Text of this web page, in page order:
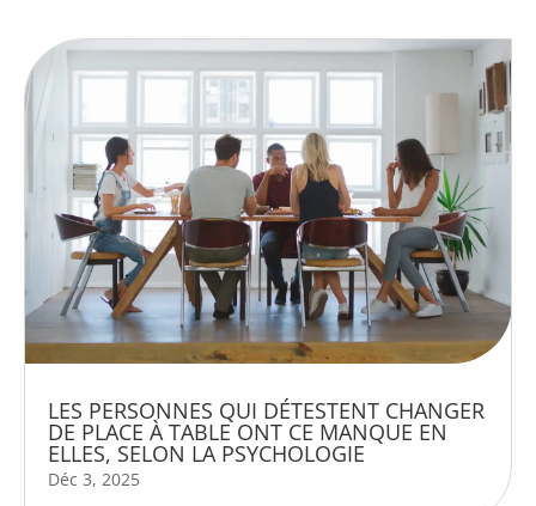
LES PERSONNES QUI DÉTESTENT CHANGER
DE PLACE À TABLE ONT CE MANQUE EN
ELLES, SELON LA PSYCHOLOGIE
Déc 3, 2025